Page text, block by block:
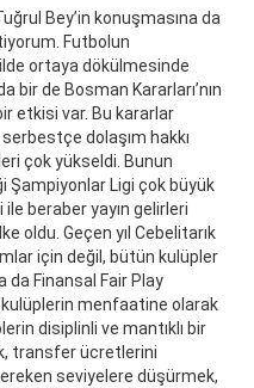
Bey’in konuşmasına da
Futbolun
ortaya dökülmesinde
bir de Bosman Kararları’nın
etkisi var. Bu kararlar
dolaşım hakkı
çok yükseldi. Bunun
Şampiyonlar Ligi çok büyük
ile beraber yayın gelirleri
oldu. Geçen yıl Cebelitarık
için değil, bütün kulüpler
da Finansal Fair Play
kulüplerin menfaatine olarak
disiplinli ve mantıklı bir
transfer ücretlerini
seviyelere düşürmek,